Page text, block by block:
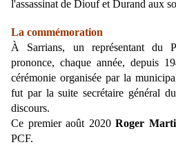
l'assassinat de Diouf et Durand aux
La commémoration
À Sarrians, un représentant du
prononce, chaque année, depuis
cérémonie organisée par la
fut par la suite secrétaire général
discours.
Ce premier août 2020Roger
PCF.